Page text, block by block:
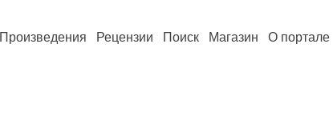
Произведения Рецензии Поиск Магазин О портале